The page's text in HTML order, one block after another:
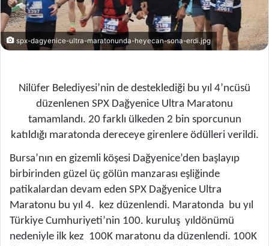
spx-dagyenice-ultra-maratonunda-heyecan-sona-erdi.jpg
Nilüfer Belediyesi’nin de desteklediği bu yıl 4’ncüsü
düzenlenen SPX Dağyenice Ultra Maratonu
tamamlandı. 20 farklı ülkeden 2 bin sporcunun
katıldığı maratonda dereceye girenlere ödülleri verildi.
Bursa’nın en gizemli köşesi Dağyenice’den başlayıp
birbirinden güzel üç gölün manzarası eşliğinde
patikalardan devam eden SPX Dağyenice Ultra
Maratonu bu yıl 4. kez düzenlendi. Maratonda bu yıl
Türkiye Cumhuriyeti’nin 100. kuruluş yıldönümü
nedeniyle ilk kez 100K maratonu da düzenlendi. 100K